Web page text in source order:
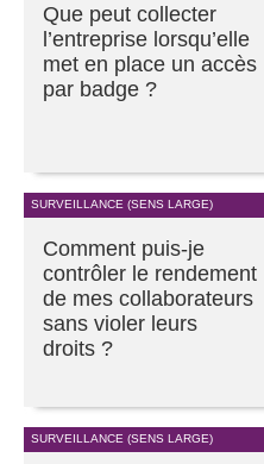
Que peut collecter
l’entreprise lorsqu’elle
met en place un accès
par badge ?
SURVEILLANCE (SENS LARGE)
Comment puis-je
contrôler le rendement
de mes collaborateurs
sans violer leurs
droits ?
SURVEILLANCE (SENS LARGE)